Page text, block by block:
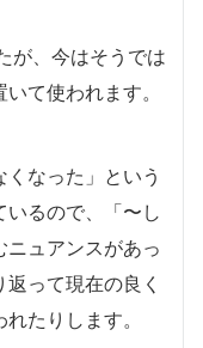
が、今はそうでは
て使われます。
くなった」という
るので、「〜し
ュアンスがあっ
って現在の良く
たりします。